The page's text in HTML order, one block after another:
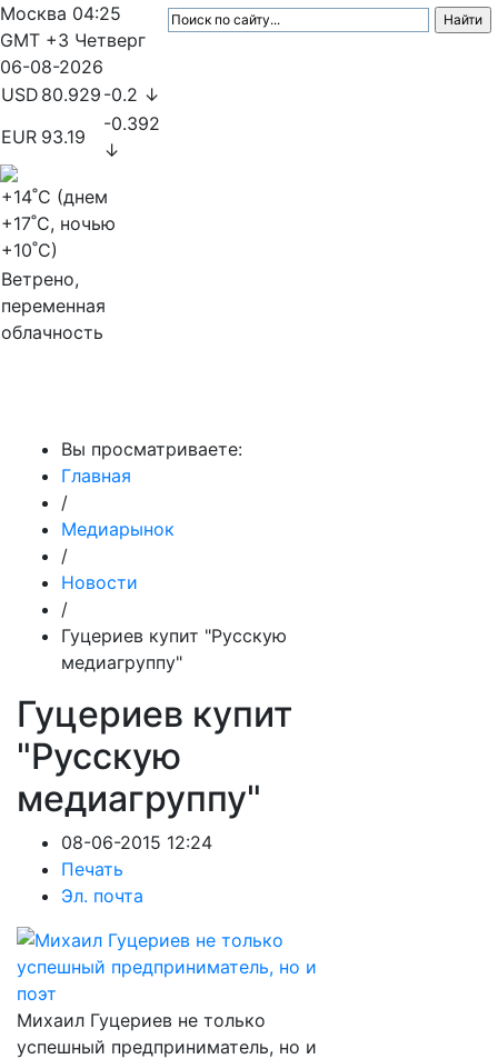
Москва 04:25
GMT +3 Четверг
06-08-2026
USD 80.929 -0.2 ↓
EUR 93.19
-0.392
↓
+14˚C (днем
+17˚C, ночью
+10˚C)
Ветрено,
переменная
облачность
Вы просматриваете:
Главная
/
Медиарынок
/
Новости
/
Гуцериев купит "Русскую
медиагруппу"
Гуцериев купит
"Русскую
медиагруппу"
08-06-2015 12:24
Печать
Эл. почта
Михаил Гуцериев не только
успешный предприниматель, но и